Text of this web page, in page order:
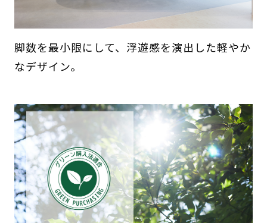
脚数を最小限にして、浮遊感を演出した軽やか
なデザイン。